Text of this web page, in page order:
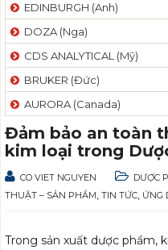
EDINBURGH (Anh)
DOZA (Nga)
CDS ANALYTICAL (Mỹ)
BRUKER (Đức)
AURORA (Canada)
Đảm bảo an toàn
kim loại trong
CO VIET NGUYEN DƯỢC
THUẬT – SẢN PHẨM TIN TỨC ỨNG
Trong sản xuất dược phẩm,